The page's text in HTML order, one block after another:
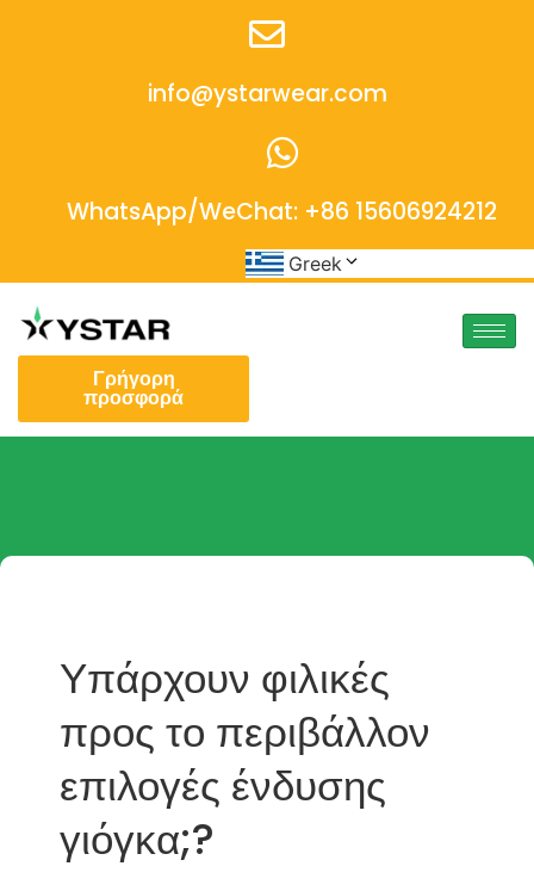
info@ystarwear.com
WhatsApp/WeChat: +86 15606924212
Greek
Γρήγορη
προσφορά
Υπάρχουν φιλικές
προς το περιβάλλον
επιλογές ένδυσης
γιόγκα;?